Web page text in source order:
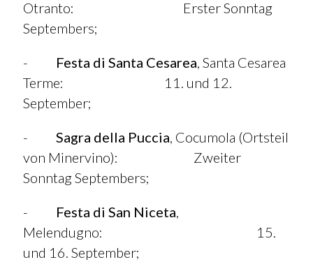
Otranto: Erster Sonntag
Septembers;
- Festa di Santa Cesarea, Santa Cesarea
Terme: 11. und 12.
September;
- Sagra della Puccia, Cocumola (Ortsteil
von Minervino): Zweiter
Sonntag Septembers;
- Festa di San Niceta,
Melendugno: 15.
und 16. September;